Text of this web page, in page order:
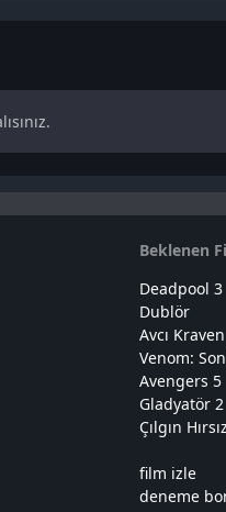
Beklenen
Deadpool 3
Dublör
Avcı Kraven
Venom:
Avengers 5
Gladyatör 2
Çılgın
film izle
deneme